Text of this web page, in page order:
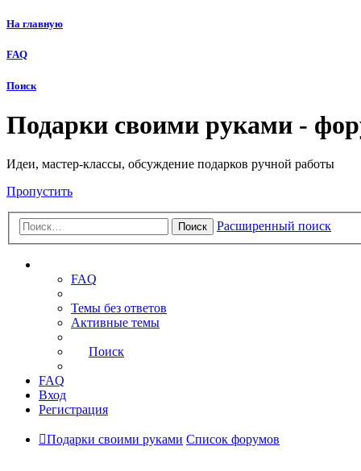
На главную
FAQ
Поиск
Подарки своими руками -
Идеи, мастер-классы, обсуждение подарков ручной работы
Пропустить
Поиск Расширенный поиск
FAQ
Темы без ответов
Активные темы
Поиск
FAQ
Вход
Регистрация
Подарки своими руками Список форумов